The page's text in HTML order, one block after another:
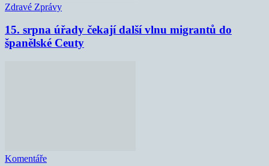
Zdravé Zprávy
15. srpna úřady čekají další vlnu migrantů do
španělské Ceuty
Komentáře